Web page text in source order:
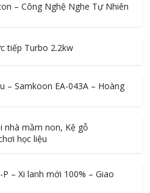
– Công Nghệ Nghe Tự Nhiên
tiếp Turbo 2.2kw
– Samkoon EA-043A – Hoàng
nhà mầm non, Kệ gỗ
học liệu
– Xi lanh mới 100% – Giao